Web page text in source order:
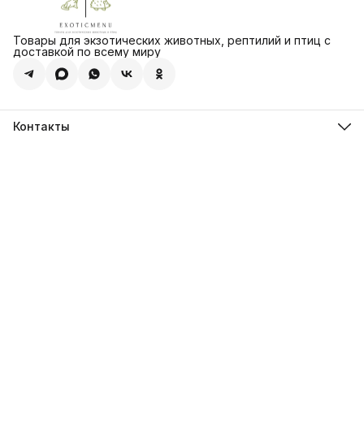
Товары для экзотических животных, рептилий и птиц с
доставкой по всему миру
Контакты